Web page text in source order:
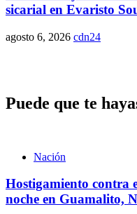
sicarial en Evaristo
agosto 6, 2026 cdn24
Puede que te
Nación
Hostigamiento contra
noche en Guamalito,